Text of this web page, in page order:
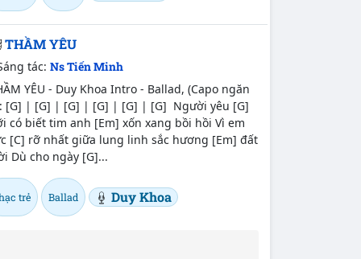
THẦM YÊU
tác:Ns Tiến Minh
YÊU - Duy Khoa Intro - Ballad, (Capo ngăn
[G] | [G] | [G] | [G] | [G] | [G] Người yêu [G]
có biết tim anh [Em] xốn xang bồi hồi Vì em
[C] rỡ nhất giữa lung linh sắc hương [Em] đất
Dù cho ngày [G]...
trẻ Ballad Duy Khoa